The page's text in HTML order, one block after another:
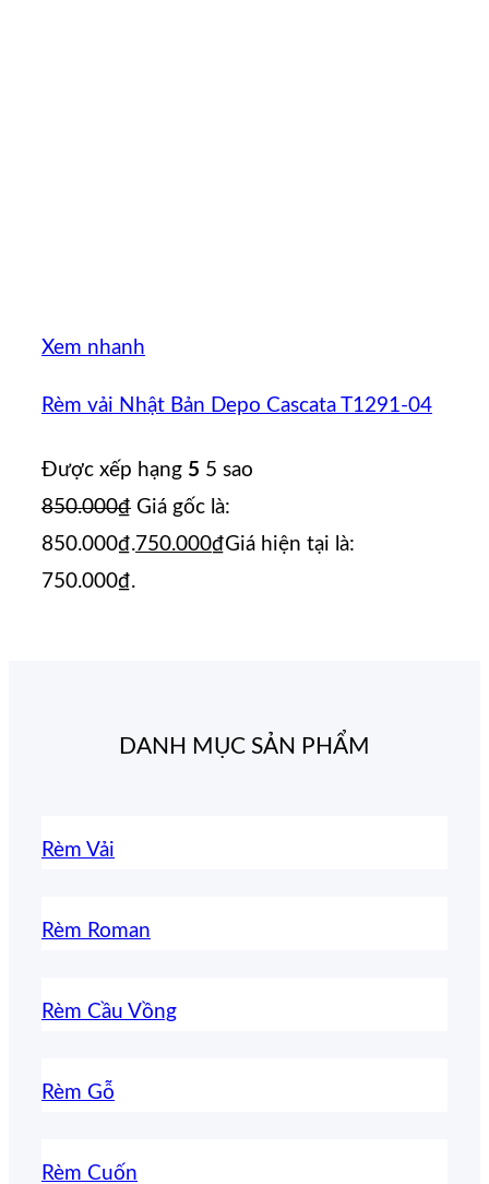
Xem nhanh
Rèm vải Nhật Bản Depo Cascata T1291-04
Được xếp hạng 5 5 sao
850.000₫ Giá gốc là:
850.000₫.750.000₫Giá hiện tại là:
750.000₫.
DANH MỤC SẢN PHẨM
Rèm Vải
Rèm Roman
Rèm Cầu Vồng
Rèm Gỗ
Rèm Cuốn